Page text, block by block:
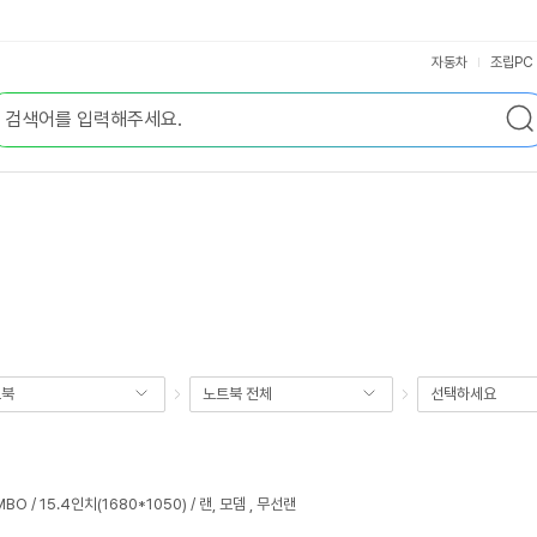
검
색
자동차 조립PC
노트북 전체 선택하세요
/ 15.4인치(1680*1050) / 랜, 모뎀 , 무선랜